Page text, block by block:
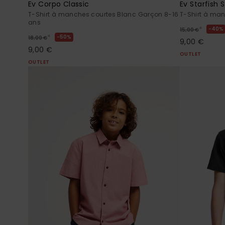
Ev Corpo Classic
T-Shirt à manches courtes Blanc Garçon 8-16
ans
18,00 € * 50%
9,00 €
OUTLET
Ev Starfish
T-Shirt à
15,00 € * 40%
9,00 €
OUTLET